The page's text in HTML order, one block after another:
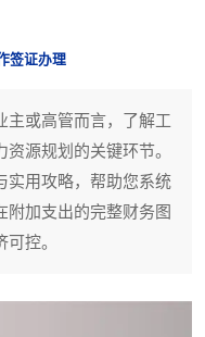
签证办理
主或高管而言，了解工
源规划的关键环节。
实用攻略，帮助您系统
附加支出的完整财务图
控。